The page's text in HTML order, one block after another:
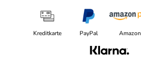
Kreditkarte PayPal Amazon